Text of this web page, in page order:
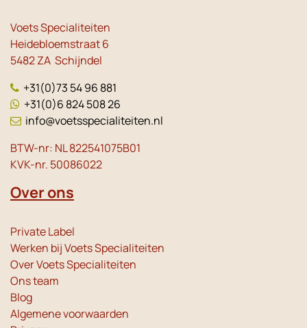
Voets Specialiteiten
Heidebloemstraat 6
5482 ZA Schijndel
+31(0)73 54 96 881
+31(0)6 824 508 26
info@voetsspecialiteiten.nl
BTW-nr: NL 822541075B01
KVK-nr. 50086022
Over ons
Private Label
Werken bij Voets Specialiteiten
Over Voets Specialiteiten
Ons team
Blog
Algemene voorwaarden